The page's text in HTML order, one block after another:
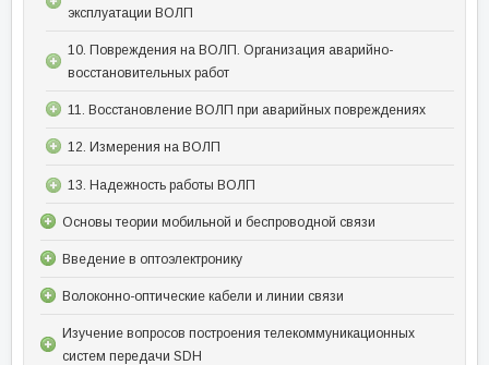
эксплуатации ВОЛП
10. Повреждения на ВОЛП. Организация аварийно-
восстановительных работ
11. Восстановление ВОЛП при аварийных повреждениях
12. Измерения на ВОЛП
13. Надежность работы ВОЛП
Основы теории мобильной и беспроводной связи
Введение в оптоэлектронику
Волоконно-оптические кабели и линии связи
Изучение вопросов построения телекоммуникационных
систем передачи SDH